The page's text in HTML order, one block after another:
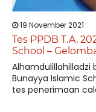
19 November 2021
Tes PPDB T.A.
School –
Alhamdulillahilladzi
Bunayya Islamic
tes penerimaan